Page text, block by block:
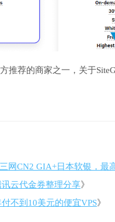
推荐的商家之一，关于
网CN2 GIA+日本软银，最
云代金券整理分享》
不到10美元的便宜VPS》